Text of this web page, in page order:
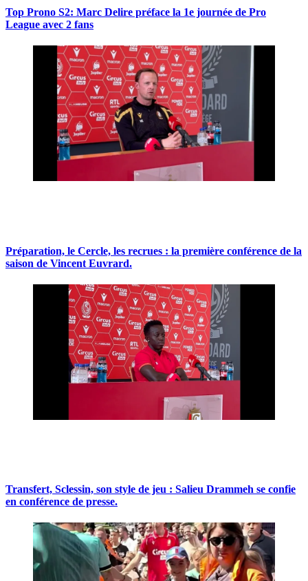
Top Prono S2: Marc Delire préface la 1e journée de Pro
League avec 2 fans
Préparation, le Cercle, les recrues : la première conférence de la
saison de Vincent Euvrard.
Transfert, Sclessin, son style de jeu : Salieu Drammeh se confie
en conférence de presse.